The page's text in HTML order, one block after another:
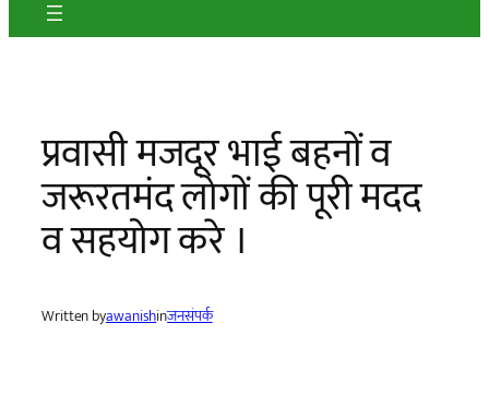
प्रवासी मजदूर भाई बहनों व
जरूरतमंद लोगों की पूरी मदद
व सहयोग करे ।
Written byawanishinजनसंपर्क